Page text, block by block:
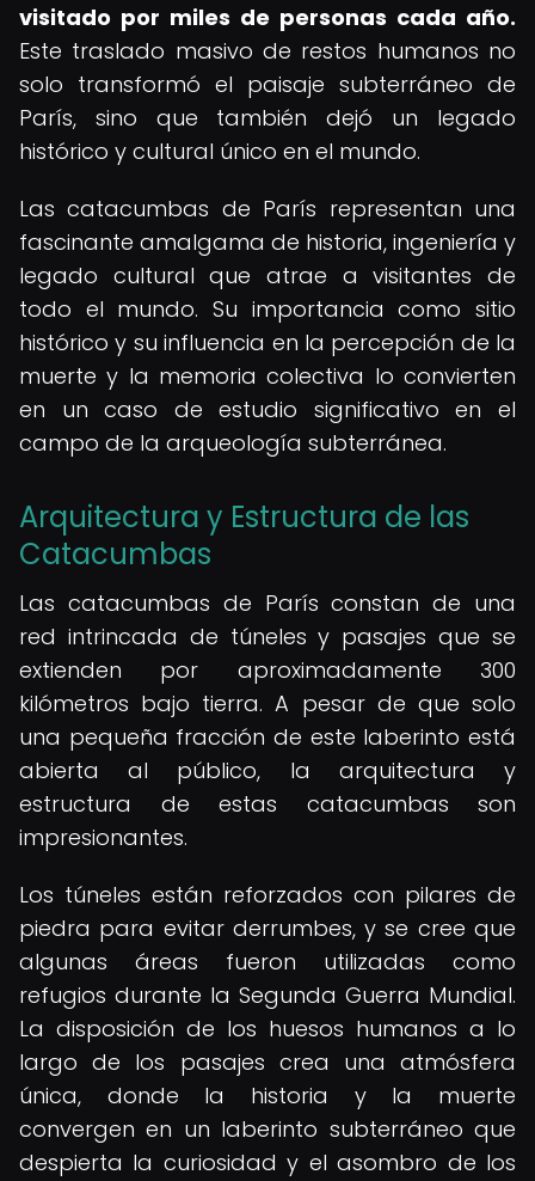
visitado por miles de personas cada año.
Este traslado masivo de restos humanos no
solo transformó el paisaje subterráneo de
París, sino que también dejó un legado
histórico y cultural único en el mundo.
Las catacumbas de París representan una
fascinante amalgama de historia, ingeniería y
legado cultural que atrae a visitantes de
todo el mundo. Su importancia como sitio
histórico y su influencia en la percepción de la
muerte y la memoria colectiva lo convierten
en un caso de estudio significativo en el
campo de la arqueología subterránea.
Arquitectura y Estructura de las
Catacumbas
Las catacumbas de París constan de una
red intrincada de túneles y pasajes que se
extienden por aproximadamente 300
kilómetros bajo tierra. A pesar de que solo
una pequeña fracción de este laberinto está
abierta al público, la arquitectura y
estructura de estas catacumbas son
impresionantes.
Los túneles están reforzados con pilares de
piedra para evitar derrumbes, y se cree que
algunas áreas fueron utilizadas como
refugios durante la Segunda Guerra Mundial.
La disposición de los huesos humanos a lo
largo de los pasajes crea una atmósfera
única, donde la historia y la muerte
convergen en un laberinto subterráneo que
despierta la curiosidad y el asombro de los